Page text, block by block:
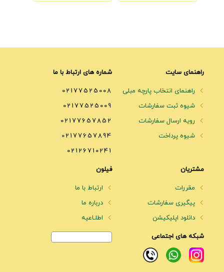
راهنمای سایت
راهنمای انتخاب پارچه مبلی
شیوه ثبت سفارشات
رویه ارسال سفارشات
شیوه پرداخت
شماره های ارتباط با ما
02177525008
02177525009
02177657852
02177657894
02126710241
مشتریان
مقررات
پیگیری سفارشات
دانلود اپلیکیشن
فیلون
ارتباط با ما
درباره ما
اطلـاعیه
شبکه های اجتماعی